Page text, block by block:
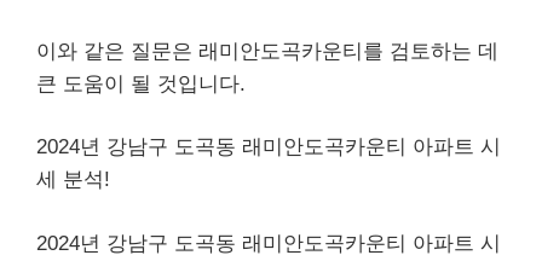
이와 같은 질문은 래미안도곡카운티를 검토하는 데
큰 도움이 될 것입니다.
2024년 강남구 도곡동 래미안도곡카운티 아파트 시
세 분석!
2024년 강남구 도곡동 래미안도곡카운티 아파트 시